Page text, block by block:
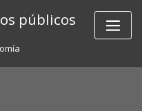
públicos